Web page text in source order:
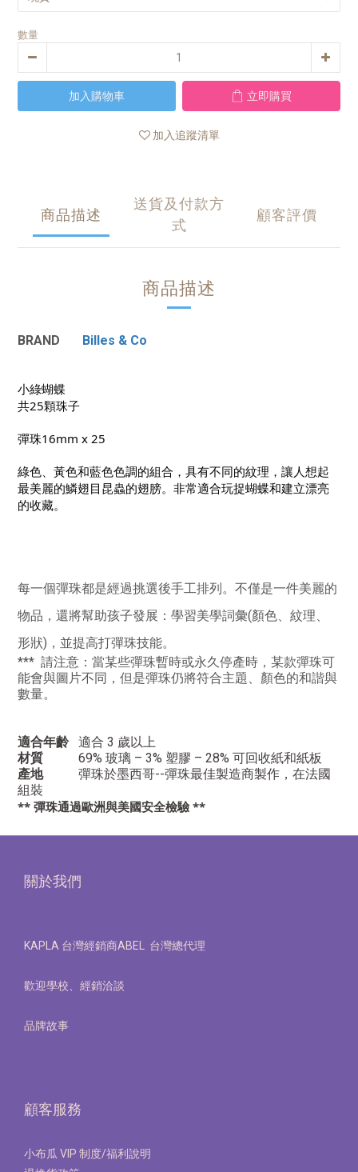
數量
加入購物車 立即購買
加入追蹤清單
商品描述
送貨及付款方
式
顧客評價
商品描述
BRAND Billes & Co
小綠蝴蝶
共25顆珠子
彈珠16mm x 25
綠色、黃色和藍色色調的組合，具有不同的紋理，讓人想起
最美麗的鱗翅目昆蟲的翅膀。非常適合玩捉蝴蝶和建立漂亮
的收藏。
每一個彈珠都是經過挑選後手工排列。不僅是一件美麗的
物品，還將幫助孩子發展：學習美學詞彙(顏色、紋理、
形狀)，並提高打彈珠技能。
*** 請注意：當某些彈珠暫時或永久停產時，某款彈珠可
能會與圖片不同，但是彈珠仍將符合主題、顏色的和諧與
數量。
適合年齡適合 3 歲以上
材質 69% 玻璃 – 3% 塑膠 – 28% 可回收紙和紙板
產地彈珠於墨西哥--彈珠最佳製造商製作，在法國
組裝
** 彈珠通過歐洲與美國安全檢驗 **
關於我們
KAPLA 台灣經銷商ABEL 台灣總代理
歡迎學校、經銷洽談
品牌故事
顧客服務
小布瓜 VIP 制度/福利說明